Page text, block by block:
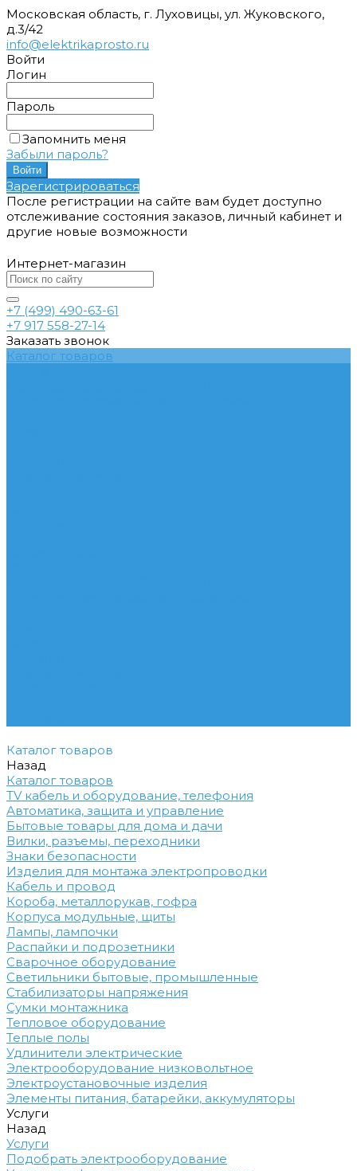
Московская область, г. Луховицы, ул. Жуковского,
д.3/42
info@elektrikaprosto.ru
Войти
Логин
Пароль
Запомнить меня
Забыли пароль?
Зарегистрироваться
После регистрации на сайте вам будет доступно
отслеживание состояния заказов, личный кабинет и
другие новые возможности
Интернет-магазин
+7 (499) 490-63-61
+7 917 558-27-14
Заказать звонок
Каталог товаров
Каталог товаров
Назад
Каталог товаров
TV кабель и оборудование, телефония
Автоматика, защита и управление
Бытовые товары для дома и дачи
Вилки, разъемы, переходники
Знаки безопасности
Изделия для монтажа электропроводки
Кабель и провод
Короба, металлорукав, гофра
Корпуса модульные, щиты
Лампы, лампочки
Распайки и подрозетники
Сварочное оборудование
Светильники бытовые, промышленные
Стабилизаторы напряжения
Сумки монтажника
Тепловое оборудование
Теплые полы
Удлинители электрические
Электрооборудование низковольтное
Электроустановочные изделия
Элементы питания, батарейки, аккумуляторы
Услуги
Назад
Услуги
Подобрать электрооборудование